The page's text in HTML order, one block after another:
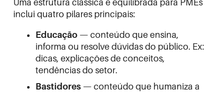
Uma estrutura clássica e equilibrada para PMEs
inclui quatro pilares principais:
Educação — conteúdo que ensina,
informa ou resolve dúvidas do público. Ex:
dicas, explicações de conceitos,
tendências do setor.
Bastidores — conteúdo que humaniza a